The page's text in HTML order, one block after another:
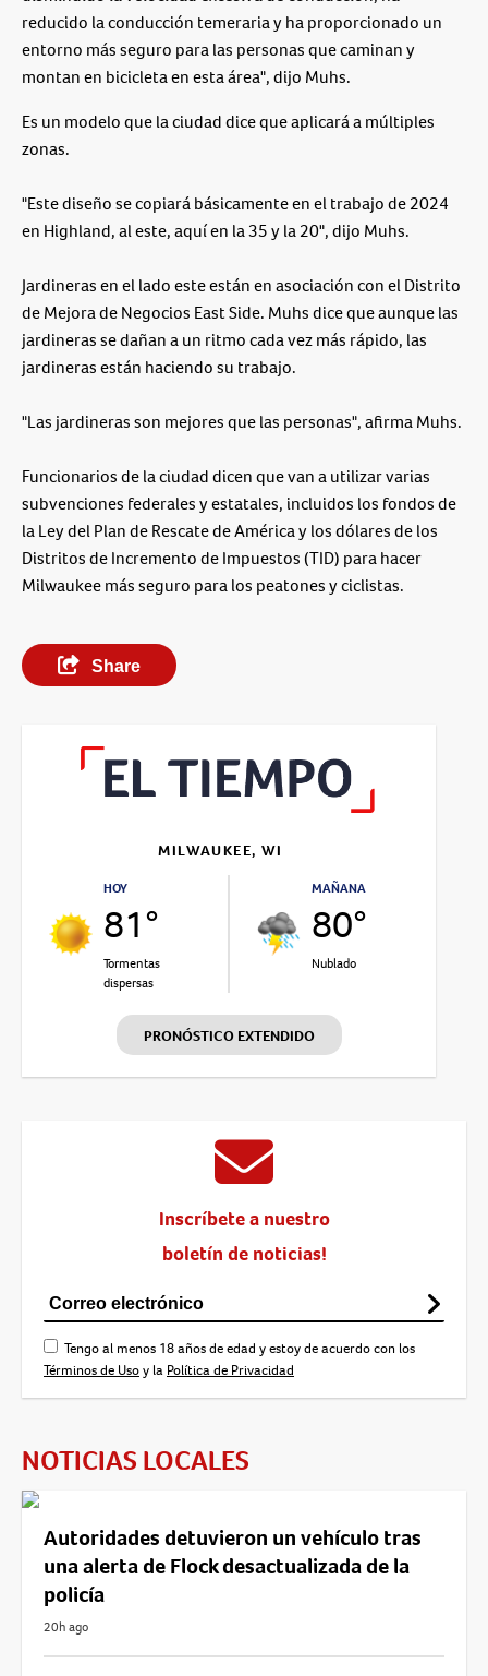
reducido la conducción temeraria y ha proporcionado un
entorno más seguro para las personas que caminan y
montan en bicicleta en esta área", dijo Muhs.
Es un modelo que la ciudad dice que aplicará a múltiples
zonas.
"Este diseño se copiará básicamente en el trabajo de 2024
en Highland, al este, aquí en la 35 y la 20", dijo Muhs.
Jardineras en el lado este están en asociación con el Distrito
de Mejora de Negocios East Side. Muhs dice que aunque las
jardineras se dañan a un ritmo cada vez más rápido, las
jardineras están haciendo su trabajo.
"Las jardineras son mejores que las personas", afirma Muhs.
Funcionarios de la ciudad dicen que van a utilizar varias
subvenciones federales y estatales, incluidos los fondos de
la Ley del Plan de Rescate de América y los dólares de los
Distritos de Incremento de Impuestos (TID) para hacer
Milwaukee más seguro para los peatones y ciclistas.
Share
MILWAUKEE, WI
HOY
81°
Tormentas
dispersas
MAÑANA
80°
Nublado
PRONÓSTICO EXTENDIDO
Inscríbete a nuestro
boletín de noticias!
Tengo al menos 18 años de edad y estoy de acuerdo con los
Términos de Usoy la Política de Privacidad
NOTICIAS LOCALES
Autoridades detuvieron un vehículo tras
una alerta de Flock desactualizada de la
policía
20h ago